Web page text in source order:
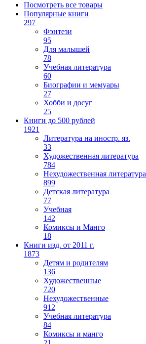
Посмотреть все товары
Популярные книги
297
Фэнтези
95
Для малышей
78
Учебная литература
60
Биографии и мемуары
27
Хобби и досуг
25
Книги до 500 рублей
1921
Литература на иностр. яз.
33
Художественная литература
784
Нехудожественная литература
899
Детская литература
77
Учебная
142
Комиксы и Манго
18
Книги изд. от 2011 г.
1873
Детям и родителям
136
Художественные
720
Нехудожественные
912
Учебная литература
84
Комиксы и манго